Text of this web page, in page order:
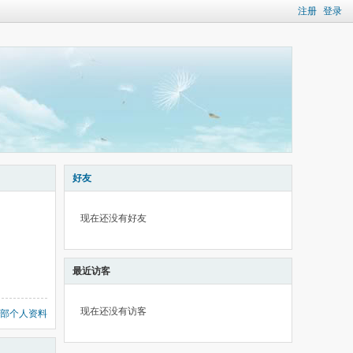
注册 登录
个人资料
好友
现在还没有好友
最近访客
现在还没有访客